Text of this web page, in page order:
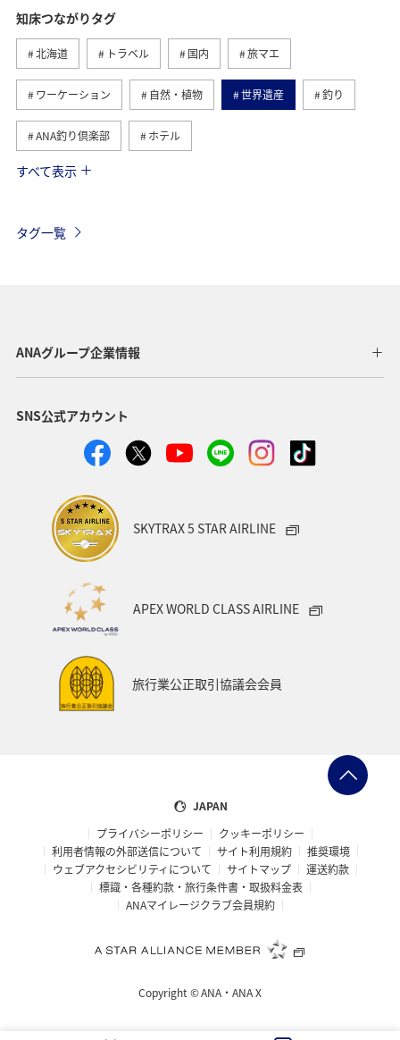
知床つながりタグ
北海道 トラベル 国内 旅マエ
ワーケーション 自然・植物 世界遺産 釣り
ANA釣り倶楽部 ホテル
旅ナカ
すべて表示
タグ一覧
ANAグループ企業情報
SNS公式アカウント
SKYTRAX 5 STAR AIRLINE
APEX WORLD CLASS AIRLINE
旅行業公正取引協議会会員
JAPAN
プライバシーポリシー
クッキーポリシー
利用者情報の外部送信について
サイト利用規約
推奨環境
ウェブアクセシビリティについて
サイトマップ
運送約款
標識・各種約款・旅行条件書・取扱料金表
ANAマイレージクラブ会員規約
Copyright ©ANA・ANA X